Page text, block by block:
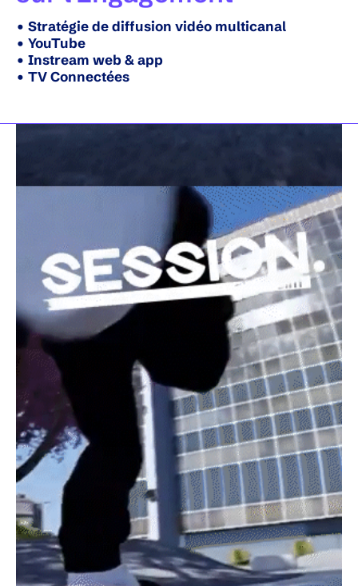
• Stratégie de diffusion vidéo multicanal
• YouTube
• Instream web & app
• TV Connectées